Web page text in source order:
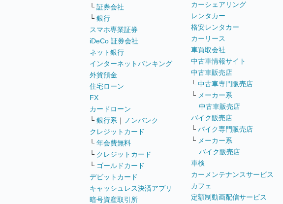
└ 証券会社
└ 銀行
スマホ専業証券
iDeCo 証券会社
ネット銀行
インターネットバンキング
外貨預金
住宅ローン
FX
カードローン
└ 銀行系 ｜
ノンバンク
クレジットカード
└ 年会費無料
└ クレジットカード
└ ゴールドカード
デビットカード
キャッシュレス決済アプリ
暗号資産取引所
カーシェアリング
レンタカー
格安レンタカー
カーリース
車買取会社
中古車情報サイト
中古車販売店
└ 中古車専門販売店
└ メーカー系
中古車販売店
バイク販売店
└ バイク専門販売店
└ メーカー系
バイク販売店
車検
カーメンテナンスサービス
カフェ
定額制動画配信サービス